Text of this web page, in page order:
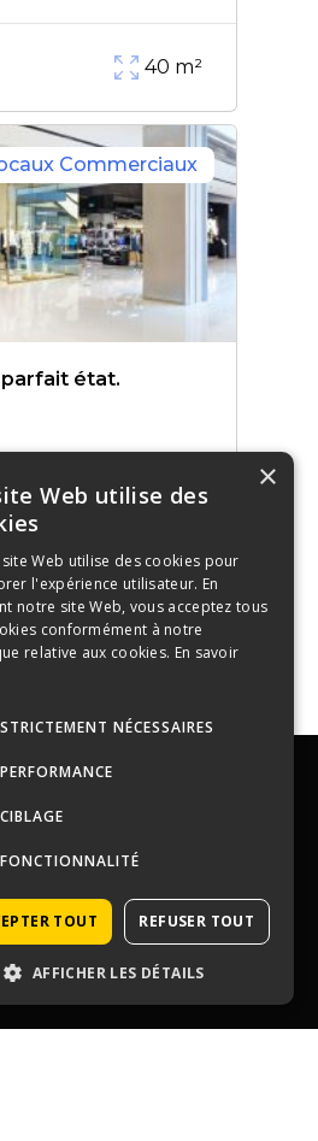
40 m²
Commerciaux
état.
61 m²
nous
43 99 09
Lafayette 69003
×
Web utilise des
Web utilise des cookies pour
l'expérience utilisateur. En
notre site Web, vous acceptez tous
conformément à notre
relative aux cookies. En savoir
STRICTEMENT NÉCESSAIRES
PERFORMANCE
CIBLAGE
FONCTIONNALITÉ
TOUT REFUSER TOUT
AFFICHER LES DÉTAILS